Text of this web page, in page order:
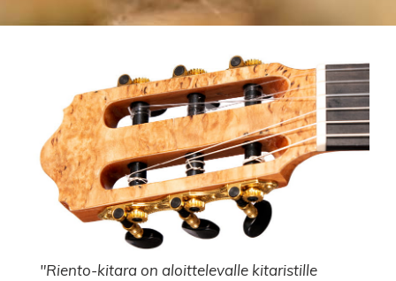
"Riento-kitara on aloittelevalle kitaristille